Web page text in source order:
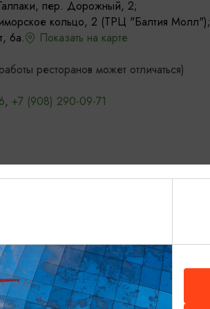
пер. Дорожный, 2;
кольцо, 2 (ТРЦ "Балтия Молл");
6а.
Показать на карте
ресторанов может отличаться)
, +7 (908) 290-09-71